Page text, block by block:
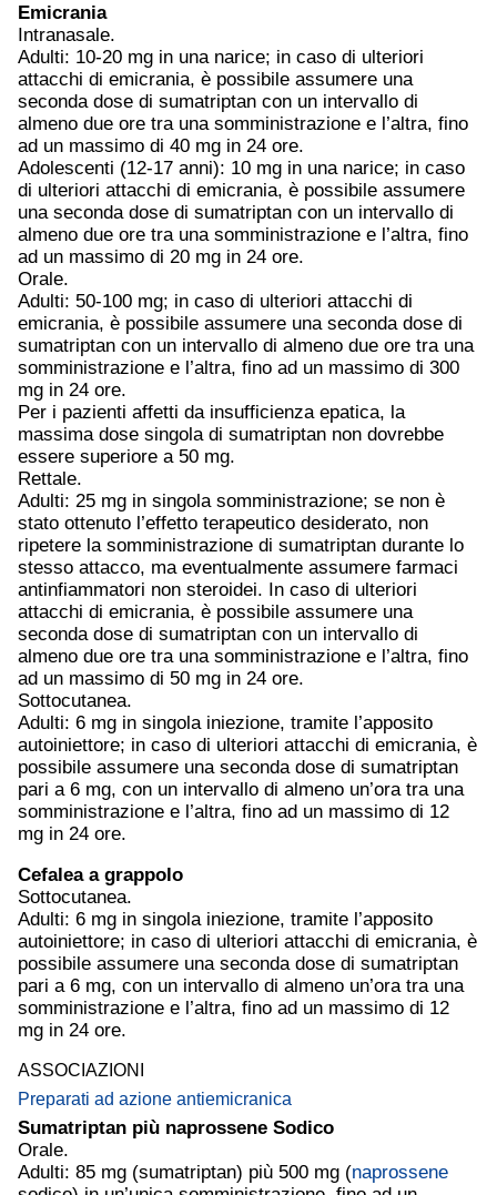
Emicrania
Intranasale.
Adulti: 10-20 mg in una narice; in caso di ulteriori
attacchi di emicrania, è possibile assumere una
seconda dose di sumatriptan con un intervallo di
almeno due ore tra una somministrazione e l’altra, fino
ad un massimo di 40 mg in 24 ore.
Adolescenti (12-17 anni): 10 mg in una narice; in caso
di ulteriori attacchi di emicrania, è possibile assumere
una seconda dose di sumatriptan con un intervallo di
almeno due ore tra una somministrazione e l’altra, fino
ad un massimo di 20 mg in 24 ore.
Orale.
Adulti: 50-100 mg; in caso di ulteriori attacchi di
emicrania, è possibile assumere una seconda dose di
sumatriptan con un intervallo di almeno due ore tra una
somministrazione e l’altra, fino ad un massimo di 300
mg in 24 ore.
Per i pazienti affetti da insufficienza epatica, la
massima dose singola di sumatriptan non dovrebbe
essere superiore a 50 mg.
Rettale.
Adulti: 25 mg in singola somministrazione; se non è
stato ottenuto l’effetto terapeutico desiderato, non
ripetere la somministrazione di sumatriptan durante lo
stesso attacco, ma eventualmente assumere farmaci
antinfiammatori non steroidei. In caso di ulteriori
attacchi di emicrania, è possibile assumere una
seconda dose di sumatriptan con un intervallo di
almeno due ore tra una somministrazione e l’altra, fino
ad un massimo di 50 mg in 24 ore.
Sottocutanea.
Adulti: 6 mg in singola iniezione, tramite l’apposito
autoiniettore; in caso di ulteriori attacchi di emicrania, è
possibile assumere una seconda dose di sumatriptan
pari a 6 mg, con un intervallo di almeno un’ora tra una
somministrazione e l’altra, fino ad un massimo di 12
mg in 24 ore.
Cefaleaa grappolo
Sottocutanea.
Adulti: 6 mg in singola iniezione, tramite l’apposito
autoiniettore; in caso di ulteriori attacchi di emicrania, è
possibile assumere una seconda dose di sumatriptan
pari a 6 mg, con un intervallo di almeno un’ora tra una
somministrazione e l’altra, fino ad un massimo di 12
mg in 24 ore.
ASSOCIAZIONI
Preparati ad azione antiemicranica
Sumatriptan più naprossene Sodico
Orale.
Adulti: 85 mg (sumatriptan) più 500 mg (naprossene